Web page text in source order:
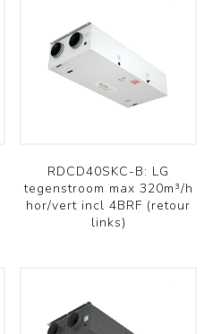
RDCD40SKC-B: LG
tegenstroom max 320m³/h
hor/vert incl 4BRF (retour
links)